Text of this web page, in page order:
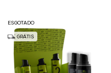
ESGOTADO
GRÁTIS